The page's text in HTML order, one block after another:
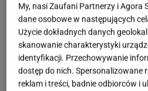
mieć w kuchni
My, nasi Zaufani Partnerzy i Agora
dane osobowe w następujących
Użycie dokładnych danych
skanowanie charakterystyki
identyfikacji. Przechowywanie
dostęp do nich. Spersonalizowane
reklam i treści, badnie odbiorców i